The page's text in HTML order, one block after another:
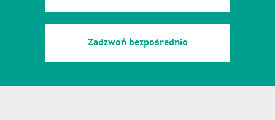
Zadzwoń bezpośrednio